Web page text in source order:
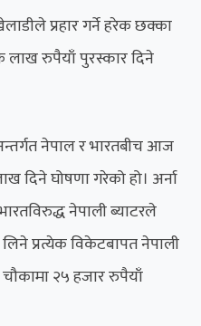
प्रहार गर्ने हरेक छक्का
लाख रुपैयाँ पुरस्कार दिने
नेपाल र भारतबीच आज
घोषणा गरेको हो। अर्ना
नेपाली ब्याटरले
प्रत्येक विकेटबापत नेपाली
२५ हजार रुपैयाँ